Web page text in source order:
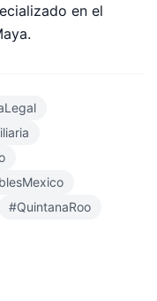
en el
#QuintanaRoo